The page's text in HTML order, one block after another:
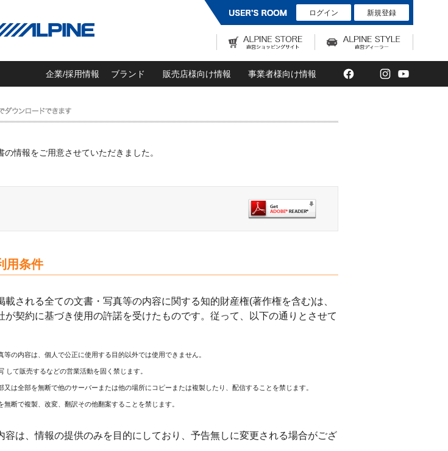
ログイン 新規登録
企業/採用情報 ブランド 販売店様向け情報 事業者様向け情報 Facebook
TwitterInstagram
情報をご用意させていただきました。
用条件
される全ての文書・写真等の内容に関する知的財産権(著作権を含む)は、
契約に基づき使用の許諾を受けたものです。従って、以下の通りとさせて
の内容は、個人で公正に使用する目的以外では使用できません。
て販売するなどの営業活動を固く禁じます。
は全部を無断で他のサーバーまたは他の場所にコピーまたは複製したり、配信することを禁じます。
断で複製、改変、翻訳その他翻案することを禁じます。
は、情報の提供のみを目的にしており、予告無しに変更される場合がござ